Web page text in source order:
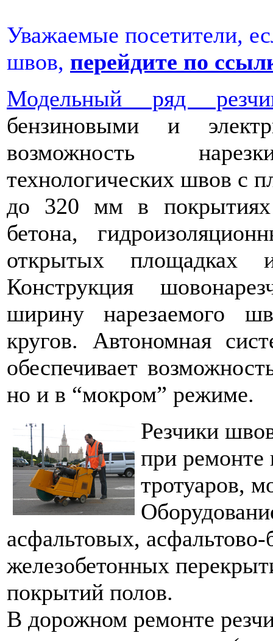
Уважаемые посетители,
швов, перейдите по
Модельный ряд
бензиновыми и
возможность
технологических швов с
до 320 мм в покрытиях
бетона,
открытых
Конструкция
ширину нарезаемого
кругов. Автономная
обеспечивает
но и в “мокром” режиме.
Резчики
при ремонте
тротуаров,
асфальтовых,
железобетонных
покрытий полов.
В дорожном ремонте